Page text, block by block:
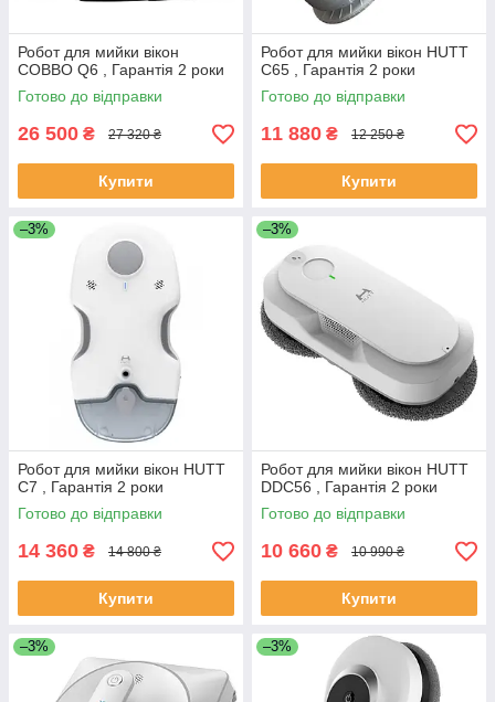
Робот для мийки вікон
COBBO Q6 , Гарантія 2 роки
Готово до відправки
26 500 ₴ 27 320 ₴
Купити
Робот для мийки вікон HUTT
C65 , Гарантія 2 роки
Готово до відправки
11 880 ₴ 12 250 ₴
Купити
–3%
Робот для мийки вікон HUTT
C7 , Гарантія 2 роки
Готово до відправки
14 360 ₴ 14 800 ₴
Купити
–3%
Робот для мийки вікон HUTT
DDC56 , Гарантія 2 роки
Готово до відправки
10 660 ₴ 10 990 ₴
Купити
–3% –3%